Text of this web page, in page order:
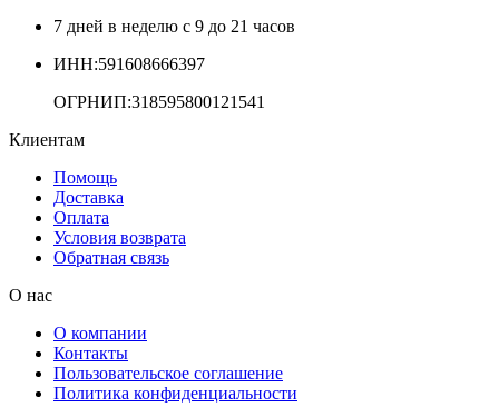
7 дней в неделю с 9 до 21 часов
ИНН:591608666397
ОГРНИП:318595800121541
Клиентам
Помощь
Доставка
Оплата
Условия возврата
Обратная связь
О нас
О компании
Контакты
Пользовательское соглашение
Политика конфиденциальности